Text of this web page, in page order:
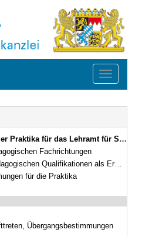
Toggle
Lehramtsprüfungsordnung I Bekanntmachung des Bayerischen Staatsministeriums für Unterricht und Kultus vom 22. September 2008, Az. III.8-5 S 4020-PRA.81 558 (KWMBl. S. 373)
Fachrichtungen
als Erweiterung für ein Lehramt an öffentlichen Schulen
für die Praktika
Übergangsbestimmungen